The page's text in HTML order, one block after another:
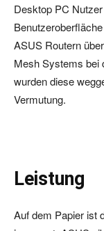
Desktop PC
ASUS Routern
Mesh Systems bei
wurden diese
Vermutung.
Leistung
Auf dem Papier ist